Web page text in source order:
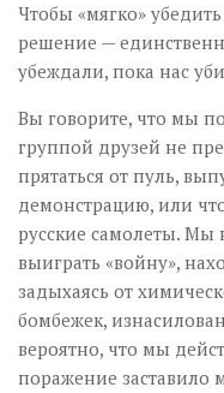
Чтобы «мягко»
решение —
убеждали, пока нас
Вы говорите, что мы
группой друзей не
прятаться от пуль,
демонстрацию, или
русские самолеты.
выиграть «войну»,
задыхаясь от
бомбежек,
вероятно, что мы
поражение заставило